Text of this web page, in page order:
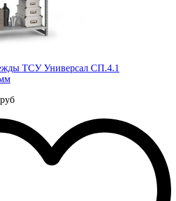
ТСУ Универсал СП.4.1
руб